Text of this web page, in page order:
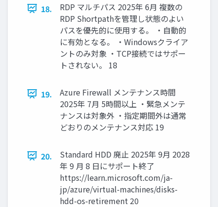
18.
RDP マルチパス 2025年 6月 複数の
RDP Shortpathを管理し状態のよい
パスを優先的に使用する。 ・自動的
に有効となる。 ・Windowsクライア
ントのみ対象 ・TCP接続ではサポー
トされない。 18
19.
Azure Firewall メンテナンス時間
2025年 7月 5時間以上 ・緊急メンテ
ナンスは対象外 ・指定期間外は通常
どおりのメンテナンス対応 19
20.
Standard HDD 廃止 2025年 9月 2028
年 9 月 8 日にサポート終了
https://learn.microsoft.com/ja-
jp/azure/virtual-machines/disks-
hdd-os-retirement 20